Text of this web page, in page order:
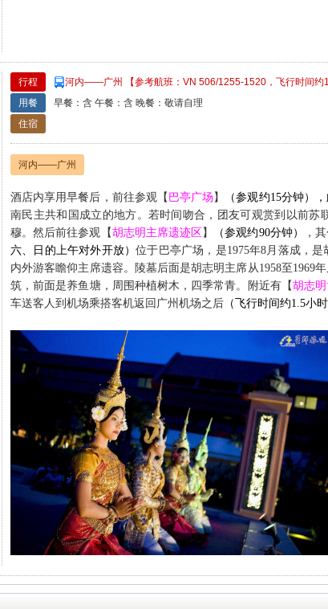
行程
河内——广州 【参考航班：VN 506/1255-1520，飞行时间约
用餐
早餐：含 午餐：含 晚餐：敬请自理
住宿
河内——广州
酒店内享用早餐后， 前往参观 【 巴亭广场 】 （参观约15分钟）
南民主共和国成立的地方。若时间吻合，团友可观赏到以前
穆。然后前往参观 【胡志明主席遗迹区】 （参观约90分钟） ，
六、日的上午对外开放）位于巴亭广场，是1975年8 月落成，
内外游客瞻仰主席遗容。陵墓后面是胡志明主席从 1958至1969
筑，前面是养鱼塘，周围种植树木，四季常青。附近有【胡志
车送客人到机场乘搭客机返回广州机场之后 （飞行时间约1.5小时